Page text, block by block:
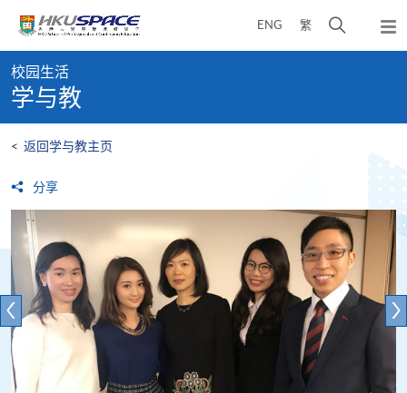
content
ENG 繁
开
弹
出
content
start
校园生活
学与教
< 返回学与教主页
分享